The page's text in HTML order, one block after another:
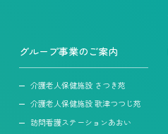
グループ事業のご案内
介護老人保健施設 さつき苑
介護老人保健施設 歌津つつじ苑
訪問看護ステーションあおい